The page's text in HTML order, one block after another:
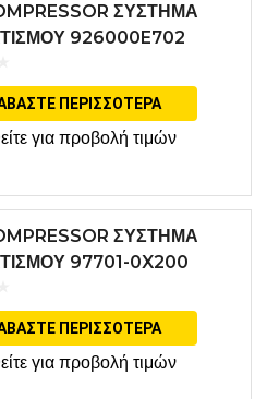
ΣΥΣΤΗΜΑ
926000E702
ΠΕΡΙΣΣΌΤΕΡΑ
για προβολή τιμών
ΣΥΣΤΗΜΑ
97701-0X200
ΠΕΡΙΣΣΌΤΕΡΑ
για προβολή τιμών